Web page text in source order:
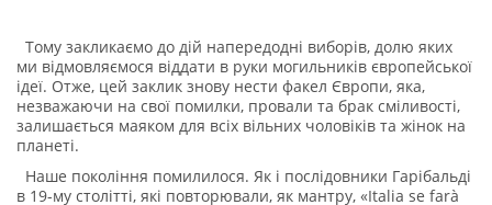
Тому закликаємо до дій напередодні виборів, долю яких
ми відмовляємося віддати в руки могильників європейської
ідеї. Отже, цей заклик знову нести факел Європи, яка,
незважаючи на свої помилки, провали та брак сміливості,
залишається маяком для всіх вільних чоловіків та жінок на
планеті.
Наше покоління помилилося. Як і послідовники Гарібальді
в 19-му столітті, які повторювали, як мантру, «Italia se farà